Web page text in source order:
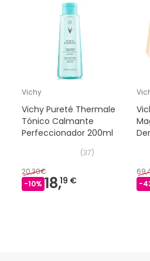
Vichy
Vichy Pureté Thermale
Tónico Calmante
Perfeccionador 200ml
(37)
20,30€
-10% 18,19 €
-